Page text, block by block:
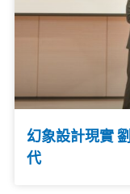
幻象設計現實
代